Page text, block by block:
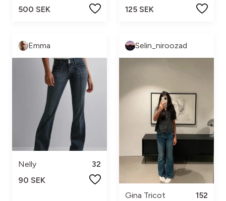
500 SEK
125 SEK
Emma
Nelly
32
90 SEK
Selin_niroozad
Gina Tricot
152